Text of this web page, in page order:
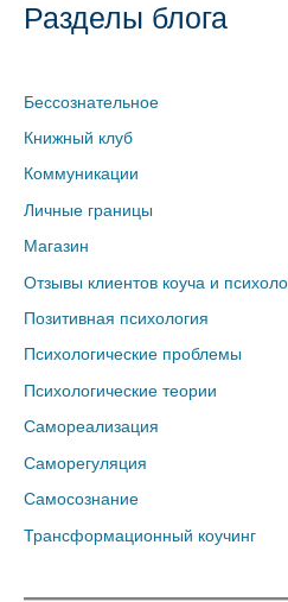
Разделы блога
Бессознательное
Книжный клуб
Коммуникации
Личные границы
Магазин
Отзывы клиентов коуча и
Позитивная психология
Психологические проблемы
Психологические теории
Самореализация
Саморегуляция
Самосознание
Трансформационный коучинг